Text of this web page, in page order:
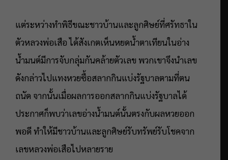
แต่ระหว่างทำพิธีขณะชาวบ้านและลูกศิษย์ที่ศรัทธาใน
ตัวหลวงพ่อเสือ ได้สังเกตเห็นหยดน้ำตาเทียนในอ่าง
น้ำมนต์มีการจับกลุ่มกันคล้ายตัวเลข พวกเขาจึงนำเลข
ดังกล่าวไปแทงหวยซื้อสลากกินแบ่งรัฐบาลตามที่ตน
ถนัด จากนั้นเมื่อผลการออกสลากกินแบ่งรัฐบาลได้
ประกาศก็พบว่าเลขอ่างน้ำมนต์นั้นตรงกับผลหวยออก
พอดี ทำให้มีชาวบ้านและลูกศิษย์รับทรัพย์รับโชคจาก
เลขหลวงพ่อเสือไปหลายราย